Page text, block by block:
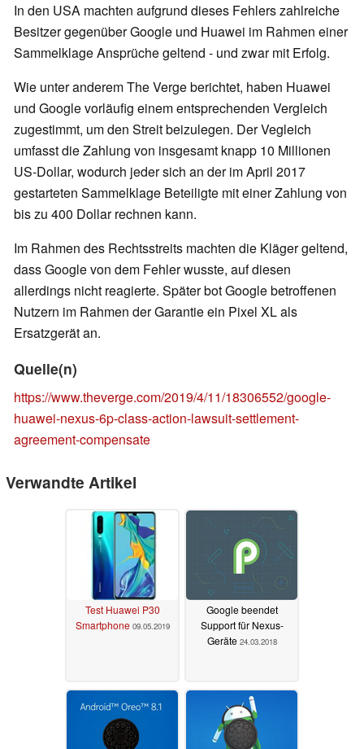
In den USA machten aufgrund dieses Fehlers zahlreiche
Besitzer gegenüber Google und Huawei im Rahmen einer
Sammelklage Ansprüche geltend - und zwar mit Erfolg.
Wie unter anderem The Verge berichtet, haben Huawei
und Google vorläufig einem entsprechenden Vergleich
zugestimmt, um den Streit beizulegen. Der Vegleich
umfasst die Zahlung von insgesamt knapp 10 Millionen
US-Dollar, wodurch jeder sich an der im April 2017
gestarteten Sammelklage Beteiligte mit einer Zahlung von
bis zu 400 Dollar rechnen kann.
Im Rahmen des Rechtsstreits machten die Kläger geltend,
dass Google von dem Fehler wusste, auf diesen
allerdings nicht reagierte. Später bot Google betroffenen
Nutzern im Rahmen der Garantie ein Pixel XL als
Ersatzgerät an.
Quelle(n)
https://www.theverge.com/2019/4/11/18306552/google-
huawei-nexus-6p-class-action-lawsuit-settlement-
agreement-compensate
Verwandte Artikel
Test Huawei P30
Smartphone 09.05.2019
Google beendet
Support für Nexus-
Geräte 24.03.2018